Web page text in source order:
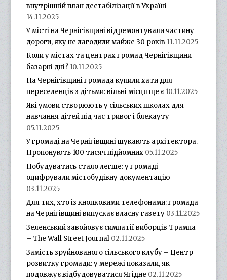
внутрішній план дестабілізації в Україні
14.11.2025
У місті на Чернігівщині відремонтували частину
дороги, яку не лагодили майже 30 років 11.11.2025
Коли у містах та центрах громад Чернігівщини
базарні дні? 10.11.2025
На Чернігівщині громада купили хати для
переселенців з дітьми: вільні місця ще є 10.11.2025
Які умови створюють у сільських школах для
навчання дітей під час тривог і блекауту
05.11.2025
У громаді на Чернігівщині шукають архітектора.
Пропонують 100 тисяч підйомних 05.11.2025
Побудуватись стало легше: у громаді
оцифрували містобудівну документацію
03.11.2025
Для тих, хто із кнопковими телефонами: громада
на Чернігівщині випускає власну газету 03.11.2025
Зеленський завойовує симпатії виборців Трампа
– The Wall Street Journal 02.11.2025
Замість зруйнованого сільського клубу – Центр
розвитку громади: у мережі показали, як
подовжує відбудовуватися Ягідне 02.11.2025